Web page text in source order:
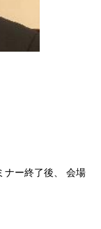
ナー終了後、 会場